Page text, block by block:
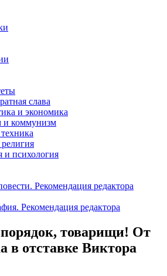
слава
и экономика
и коммунизм
психология
Рекомендация редактора
Рекомендация редактора
товарищи! От
в отставке Виктора